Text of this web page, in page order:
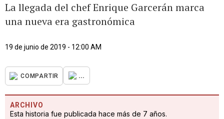
La llegada del chef Enrique Garcerán marca
una nueva era gastronómica
19 de junio de 2019 - 12:00 AM
COMPARTIR ...
ARCHIVO
Esta historia fue publicada hace más de 7 años.